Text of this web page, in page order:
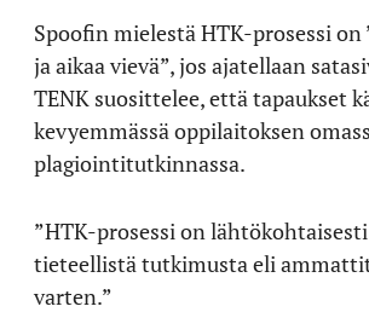
Spoofin mielestä HTK-prosessi on
ja aikaa vievä”, jos ajatellaan
TENK suosittelee, että tapaukset
kevyemmässä oppilaitoksen
plagiointitutkinnassa.
”HTK-prosessi on
tieteellistä tutkimusta eli
varten.”